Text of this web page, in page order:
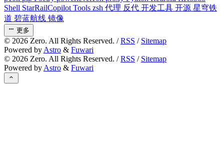
Shell StarRailCopilot Tools zsh 代理 反代 开发工具 开源 星穹铁
道 碧蓝航线 镜像
更多
© 2026 Zero. All Rights Reserved. /RSS / Sitemap
Powered by Astro & Fuwari
© 2026 Zero. All Rights Reserved. /RSS / Sitemap
Powered by Astro & Fuwari